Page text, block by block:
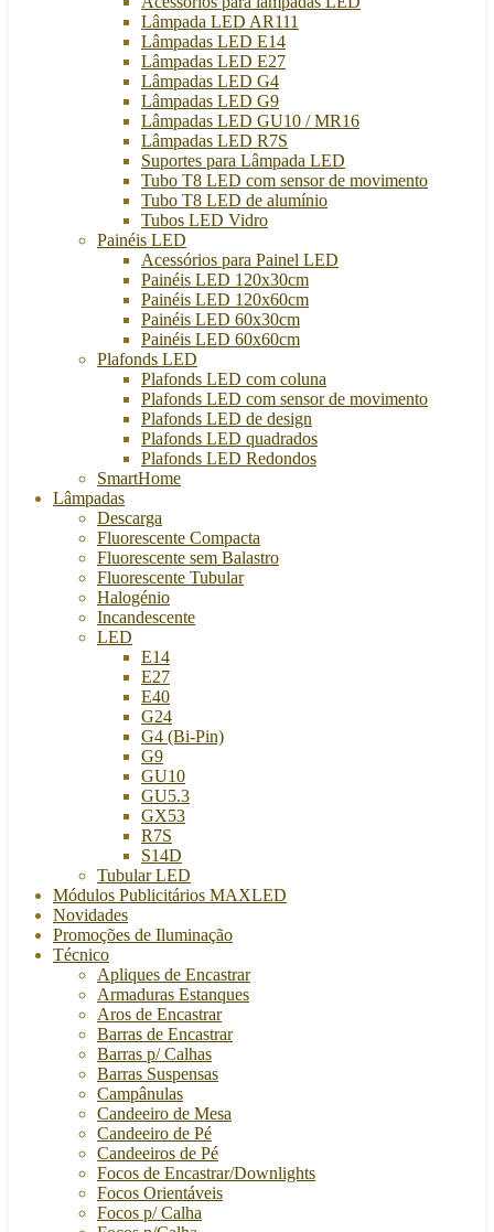
Lâmpada LED AR111
Lâmpadas LED E14
Lâmpadas LED E27
Lâmpadas LED G4
Lâmpadas LED G9
Lâmpadas LED GU10 / MR16
Lâmpadas LED R7S
Suportes para Lâmpada LED
Tubo T8 LED com sensor de movimento
Tubo T8 LED de alumínio
Tubos LED Vidro
Painéis LED
Acessórios para Painel LED
Painéis LED 120x30cm
Painéis LED 120x60cm
Painéis LED 60x30cm
Painéis LED 60x60cm
Plafonds LED
Plafonds LED com coluna
Plafonds LED com sensor de movimento
Plafonds LED de design
Plafonds LED quadrados
Plafonds LED Redondos
SmartHome
Lâmpadas
Descarga
Fluorescente Compacta
Fluorescente sem Balastro
Fluorescente Tubular
Halogénio
Incandescente
LED
E14
E27
E40
G24
G4 (Bi-Pin)
G9
GU10
GU5.3
GX53
R7S
S14D
Tubular LED
Módulos Publicitários MAXLED
Novidades
Promoções de Iluminação
Técnico
Apliques de Encastrar
Armaduras Estanques
Aros de Encastrar
Barras de Encastrar
Barras p/ Calhas
Barras Suspensas
Campânulas
Candeeiro de Mesa
Candeeiro de Pé
Candeeiros de Pé
Focos de Encastrar/Downlights
Focos Orientáveis
Focos p/ Calha